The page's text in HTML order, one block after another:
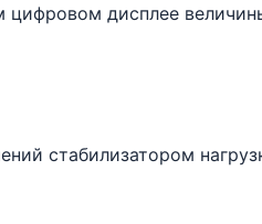
цифровом дисплее
стабилизатором